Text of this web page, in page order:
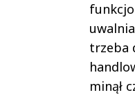
trzeba
minął